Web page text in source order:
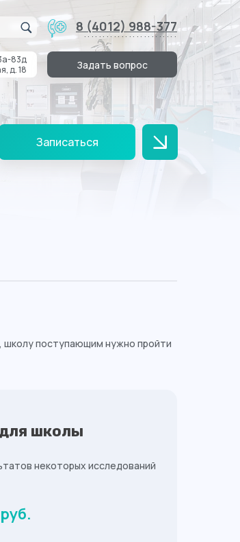
.........................
8 (4012) 988-377
83д
д. 18
Задать вопрос
Записаться
школу поступающим нужно пройти
школы
некоторых исследований